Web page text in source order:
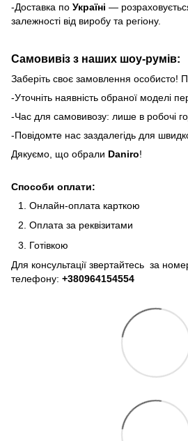
-Доставка по Україні —
залежності від виробу та регіону.
Самовивіз з наших шоу-румів:
Заберіть своє замовлення особисто!
-Уточніть наявність обраної моделі
-Час для самовивозу: лише в робочі
-Повідомте нас заздалегідь для
Дякуємо, що обрали Daniro!
Способи оплати:
Онлайн-оплата карткою
Оплата за реквізитами
Готівкою
Для консультації звертайтесь за
телефону: +380964154554